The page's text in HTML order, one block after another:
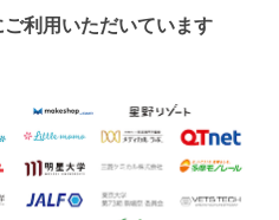
利用いただいています